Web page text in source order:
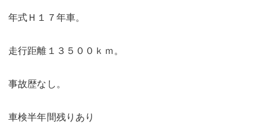
年式Ｈ１７年車。
走行距離１３５００ｋｍ。
事故歴なし。
車検半年間残りあり